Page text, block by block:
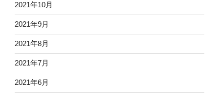
2021年10月
2021年9月
2021年8月
2021年7月
2021年6月